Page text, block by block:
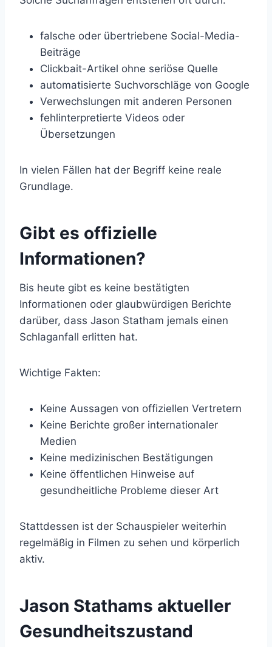
falsche oder übertriebene Social-Media-
Beiträge
Clickbait-Artikel ohne seriöse Quelle
automatisierte Suchvorschläge von Google
Verwechslungen mit anderen Personen
fehlinterpretierte Videos oder
Übersetzungen
In vielen Fällen hat der Begriff keine reale
Grundlage.
Gibt es offizielle
Informationen?
Bis heute gibt es keine bestätigten
Informationen oder glaubwürdigen Berichte
darüber, dass Jason Statham jemals einen
Schlaganfall erlitten hat.
Wichtige Fakten:
Keine Aussagen von offiziellen Vertretern
Keine Berichte großer internationaler
Medien
Keine medizinischen Bestätigungen
Keine öffentlichen Hinweise auf
gesundheitliche Probleme dieser Art
Stattdessen ist der Schauspieler weiterhin
regelmäßig in Filmen zu sehen und körperlich
aktiv.
Jason Stathams aktueller
Gesundheitszustand